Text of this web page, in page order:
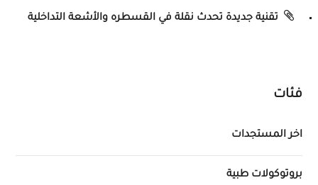
تقنية جديدة تحدث نقلة في القسطره والأشعة التداخلية
فئات
اخر المستجدات
بروتوكولات طبية